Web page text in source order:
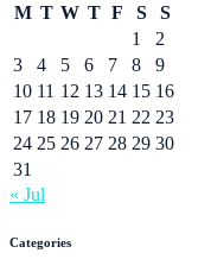
M T W T F S
S
1
2
3
4 5 6 7 8
9
10 11 12 13 14 15 16
17 18 19 20 21 22 23
24 25 26 27 28 29 30
31
« Jul
Categories